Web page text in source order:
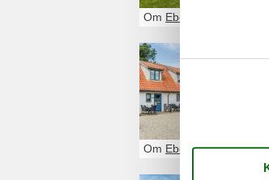
Om Ebeltoft
Om Ebeltoft